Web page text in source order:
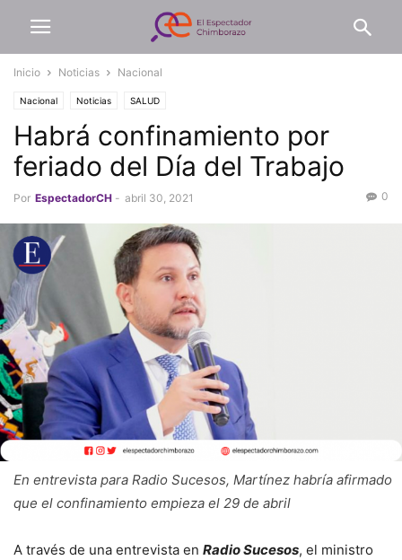
Inicio Noticias Nacional
Nacional Noticias SALUD
Habrá confinamiento por
feriado del Día del Trabajo
Por EspectadorCH - abril 30, 2021 0
En entrevista para Radio Sucesos, Martínez habría afirmado
que el confinamiento empieza el 29 de abril
A través de una entrevista en Radio Sucesos, el ministro